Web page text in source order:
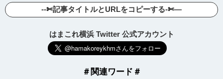
--✄記事タイトルとURLをコピーする-✄—
はまこれ横浜 Twitter 公式アカウント
＃関連ワード＃